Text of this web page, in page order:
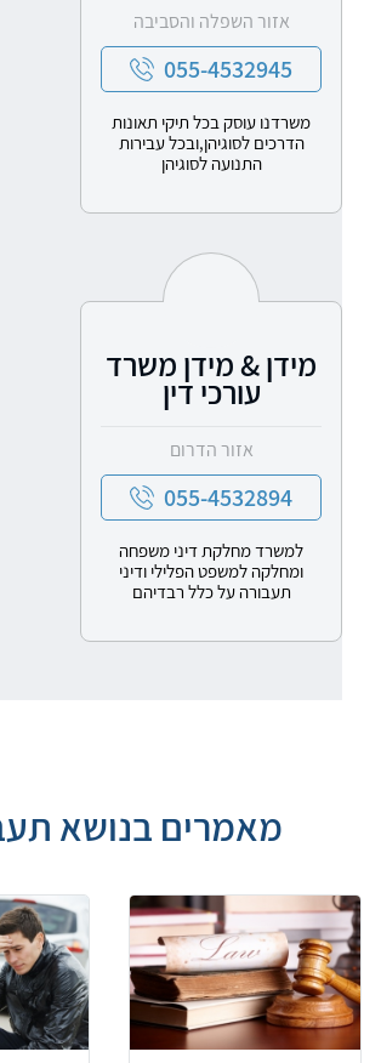
אזור השפלה והסביבה
055-4532945
משרדנו עוסק בכל תיקי תאונות
הדרכים לסוגיהן,ובכל עבירות
התנועה לסוגיהן
מידן & מידן משרד
עורכי דין
אזור הדרום
055-4532894
למשרד מחלקת דיני משפחה
ומחלקה למשפט הפלילי ודיני
תעבורה על כלל רבדיהם
מאמרים בנושא